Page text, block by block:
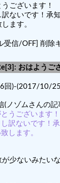
ございます！
ないです！承
ます。
受信/OFF] 削除
おはようご
回)-(2017/10/
(ノゾムさんの記
うございます！
訳ないです！承
します。
少ないみたい